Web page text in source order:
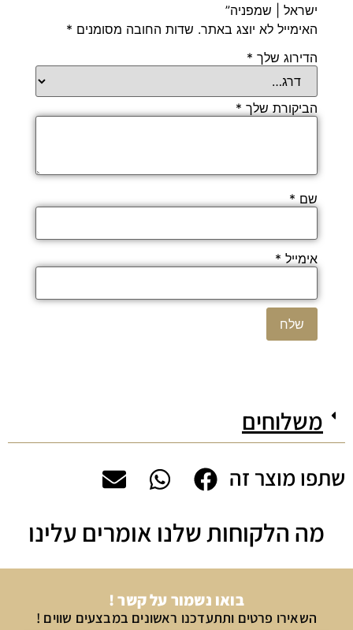
ישראל | שמפניה”
האימייל לא יוצג באתר. שדות החובה מסומנים *
הדירוג שלך *
הביקורת שלך *
שם *
אימייל *
משלוחים
שתפו מוצר זה
מה הלקוחות שלנו אומרים עלינו
בואו נשמור על קשר !
השאירו פרטים ותתעדכנו ראשונים במבצעים שווים !